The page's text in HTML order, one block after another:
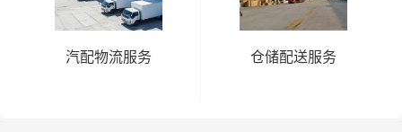
汽配物流服务 仓储配送服务